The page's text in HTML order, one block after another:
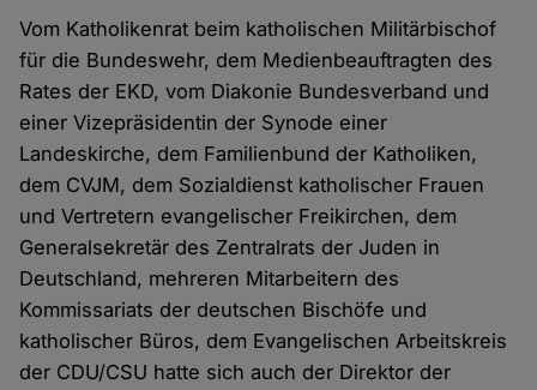
Vom Katholikenrat beim katholischen Militärbischof
für die Bundeswehr, dem Medienbeauftragten des
Rates der EKD, vom Diakonie Bundesverband und
einer Vizepräsidentin der Synode einer
Landeskirche, dem Familienbund der Katholiken,
dem CVJM, dem Sozialdienst katholischer Frauen
und Vertretern evangelischer Freikirchen, dem
Generalsekretär des Zentralrats der Juden in
Deutschland, mehreren Mitarbeitern des
Kommissariats der deutschen Bischöfe und
katholischer Büros, dem Evangelischen Arbeitskreis
der CDU/CSU hatte sich auch der Direktor der